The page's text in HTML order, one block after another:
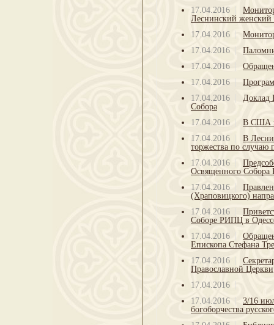
17.04.2016
Леснинский
17.04.2016
17.04.2016
17.04.2016
17.04.2016
17.04.2016
Доклад
Собора
17.04.2016
В США
17.04.2016
В
торжества по случаю
17.04.2016
Освященного Собора
17.04.2016
(Храповицкого)
17.04.2016
Соборе РИПЦ в
17.04.2016
Епископа Стефана
17.04.2016
Православной Церкви
17.04.2016
17.04.2016
3/16
богоборчества